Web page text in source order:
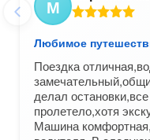
М
Любимое
Поездка
делал
пролетело,хотя
Машина